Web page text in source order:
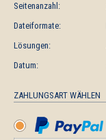
Seitenanzahl:
Dateiformate:
Lösungen:
Datum:
ZAHLUNGSART WÄHLEN